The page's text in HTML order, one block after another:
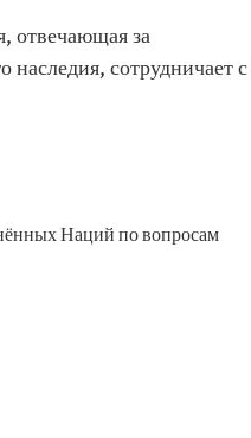
отвечающая за
наследия, сотрудничает с
Наций по вопросам